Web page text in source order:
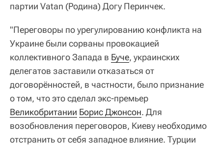
партии Vatan (Родина) Догу Перинчек.
"Переговоры по урегулированию конфликта на
Украине были сорваны провокацией
коллективного Запада в Буче, украинских
делегатов заставили отказаться от
договорённостей, в частности, было признание
о том, что это сделал экс-премьер
Великобритании Борис Джонсон. Для
возобновления переговоров, Киеву необходимо
отстранить от себя западное влияние. Турции